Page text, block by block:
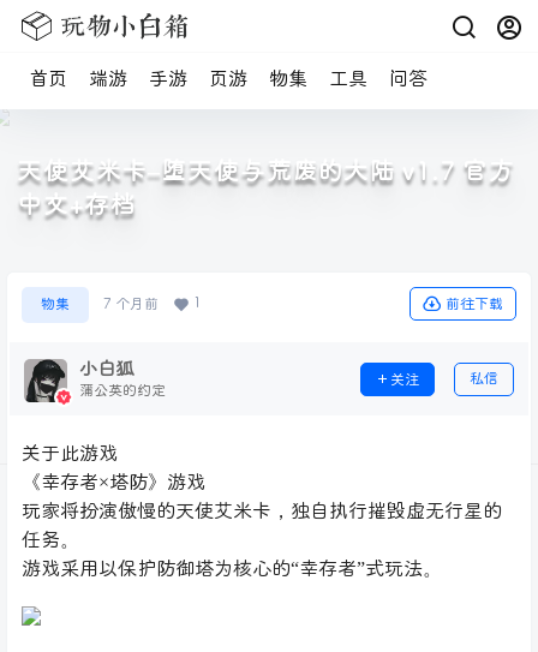
首页 端游 手游 页游 物集 工具 问答
天使艾米卡–堕天使与荒废的大陆 v1.7 官方
中文+存档
物集 7 个月前 1 前往下载
小白狐
蒲公英的约定
关注 私信
关于此游戏
《幸存者×塔防》游戏
玩家将扮演傲慢的天使艾米卡，独自执行摧毁虚无行星的
任务。
游戏采用以保护防御塔为核心的“幸存者”式玩法。